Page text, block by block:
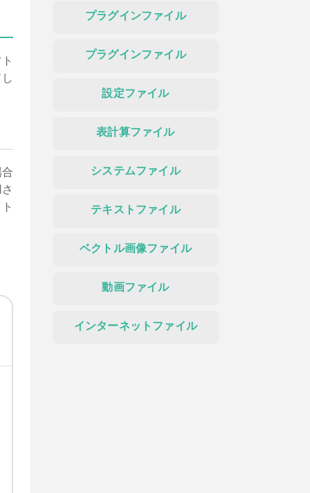
プラグインファイル
プラグインファイル
設定ファイル
表計算ファイル
システムファイル
テキストファイル
ベクトル画像ファイル
動画ファイル
インターネットファイル